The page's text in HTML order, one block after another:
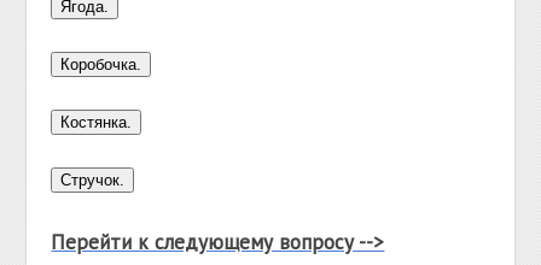
Перейти к следующему вопросу -->